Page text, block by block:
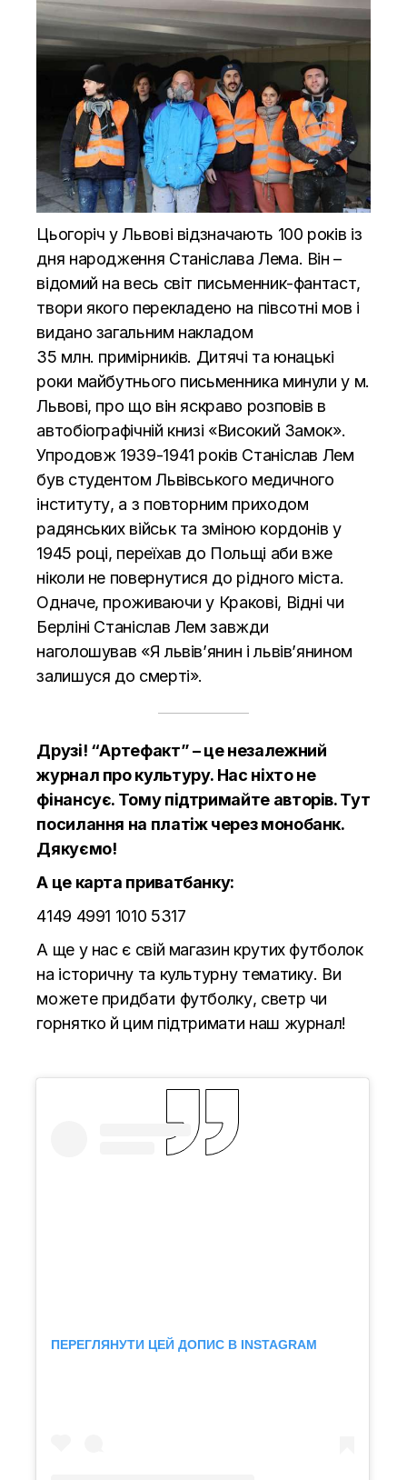
Цьогоріч у Львові відзначають 100 років із
дня народження Станіслава Лема. Він –
відомий на весь світ письменник-фантаст,
твори якого перекладено на півсотні мов і
видано загальним накладом
35 млн. примірників. Дитячі та юнацькі
роки майбутнього письменника минули у м.
Львові, про що він яскраво розповів в
автобіографічній книзі «Високий Замок».
Упродовж 1939-1941 років Станіслав Лем
був студентом Львівського медичного
інституту, а з повторним приходом
радянських військ та зміною кордонів у
1945 році, переїхав до Польщі аби вже
ніколи не повернутися до рідного міста.
Одначе, проживаючи у Кракові, Відні чи
Берліні Станіслав Лем завжди
наголошував «Я львів’янин і львів’янином
залишуся до смерті».
Друзі! “Артефакт” – це незалежний
журнал про культуру. Нас ніхто не
фінансує. Тому підтримайте авторів.Тут
посилання на платіж через монобанк.
Дякуємо!
А це карта приватбанку:
4149 4991 1010 5317
А ще у нас є свій магазин крутих футболок
на історичну та культурну тематику. Ви
можете придбати футболку, светр чи
горнятко й цим підтримати наш журнал!
ПЕРЕГЛЯНУТИ ЦЕЙ ДОПИС В INSTAGRAM